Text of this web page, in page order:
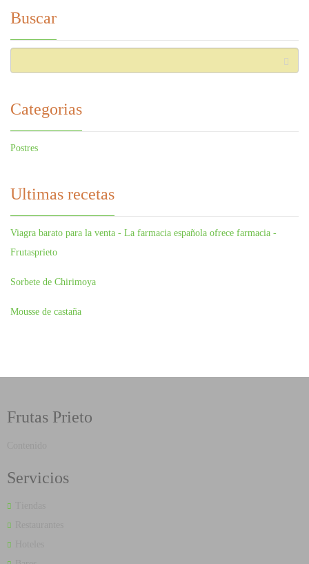
Buscar
Categorias
Postres
Ultimas recetas
Viagra barato para la venta - La farmacia española ofrece farmacia -
Frutasprieto
Sorbete de Chirimoya
Mousse de castaña
Frutas Prieto
Servicios